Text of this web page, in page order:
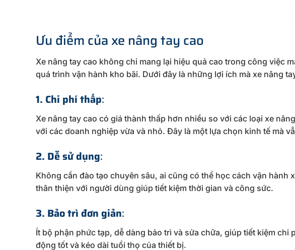
Ưu điểm của xe nâng tay cao
Xe nâng tay cao không chỉ mang lại hiệu quả cao trong công việc
quá trình vận hành kho bãi. Dưới đây là những lợi ích mà xe nâng
1. Chi phí thấp:
Xe nâng tay cao có giá thành thấp hơn nhiều so với các loại xe
với các doanh nghiệp vừa và nhỏ. Đây là một lựa chọn kinh tế mà
2. Dễ sử dụng:
Không cần đào tạo chuyên sâu, ai cũng có thể học cách vận hành
thân thiện với người dùng giúp tiết kiệm thời gian và công sức.
3. Bảo trì đơn giản:
Ít bộ phận phức tạp, dễ dàng bảo trì và sửa chữa, giúp tiết kiệm
động tốt và kéo dài tuổi thọ của thiết bị.